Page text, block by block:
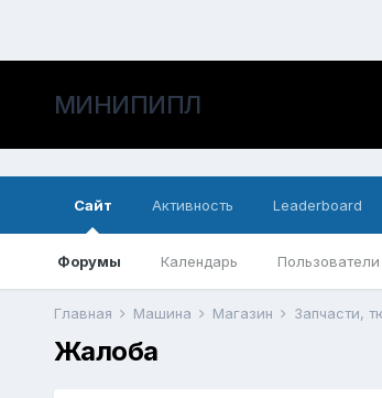
МИНИПИПЛ
Сайт
Форумы Календарь
Активность Leaderboard
Главная Машина Магазин Запчасти,
Жалоба